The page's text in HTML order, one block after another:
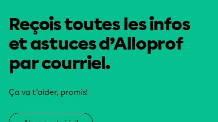
Reçois toutes les infos
et astuces d’Alloprof
par courriel.
Ça va t’aider, promis!